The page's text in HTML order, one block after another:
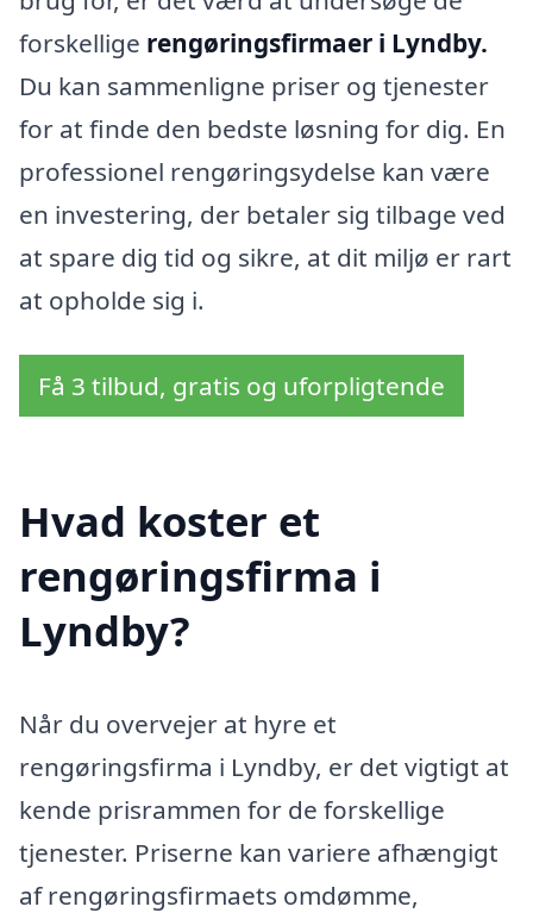
forskellige rengøringsfirmaer i Lyndby.
Du kan sammenligne priser og tjenester
for at finde den bedste løsning for dig. En
professionel rengøringsydelse kan være
en investering, der betaler sig tilbage ved
at spare dig tid og sikre, at dit miljø er rart
at opholde sig i.
Få 3 tilbud, gratis og uforpligtende
Hvad koster et
rengøringsfirma i
Lyndby?
Når du overvejer at hyre et
rengøringsfirma i Lyndby, er det vigtigt at
kende prisrammen for de forskellige
tjenester. Priserne kan variere afhængigt
af rengøringsfirmaets omdømme,